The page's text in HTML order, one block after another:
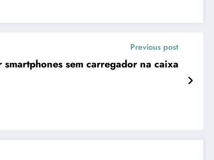
Previous post
sem carregador na caixa